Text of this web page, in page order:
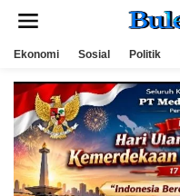
Ekonomi Sosial Politik